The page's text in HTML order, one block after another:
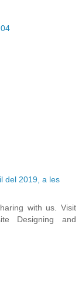
del 2019, a les
with us. Visit
Designing and